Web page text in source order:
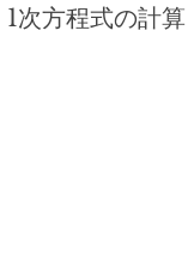
1次方程式の計算